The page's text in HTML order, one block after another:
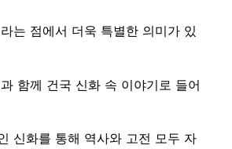
는 점에서 더욱 특별한 의미가 있
함께 건국 신화 속 이야기로 들어
신화를 통해 역사와 고전 모두 자